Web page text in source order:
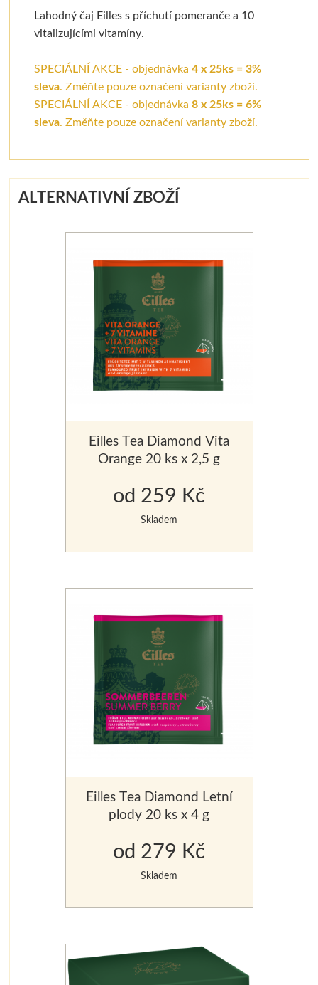
Lahodný čaj Eilles s příchutí pomeranče a 10
vitalizujícími vitamíny.
SPECIÁLNÍ AKCE - objednávka4 x 25ks = 3%
sleva. Změňte pouze označení varianty zboží.
SPECIÁLNÍ AKCE - objednávka8 x 25ks = 6%
sleva. Změňte pouze označení varianty zboží.
ALTERNATIVNÍ ZBOŽÍ
Eilles Tea Diamond Vita
Orange 20 ks x 2,5 g
od 259 Kč
Skladem
Eilles Tea Diamond Letní
plody 20 ks x 4 g
od 279 Kč
Skladem